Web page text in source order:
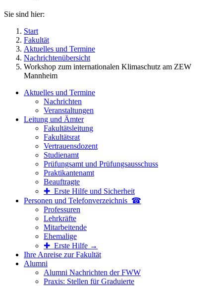
Sie sind hier:
Start
Fakultät
Aktuelles und Termine
Nachrichtenübersicht
Workshop zum internationalen Klimaschutz am ZEW
Mannheim
Aktuelles und Termine
Nachrichten
Veranstaltungen
Leitung und Ämter
Fakultätsleitung
Fakultätsrat
Vertrauensdozent
Studienamt
Prüfungsamt und Prüfungsausschuss
Praktikantenamt
Beauftragte
✚ Erste Hilfe und Sicherheit
Personen und Telefon­verzeichnis ☎
Professuren
Lehrkräfte
Mitarbeitende
Ehemalige
✚ Erste Hilfe →
Ihre Anreise zur Fakultät
Alumni
Alumni Nachrichten der FWW
Praxis: Stellen für Graduierte